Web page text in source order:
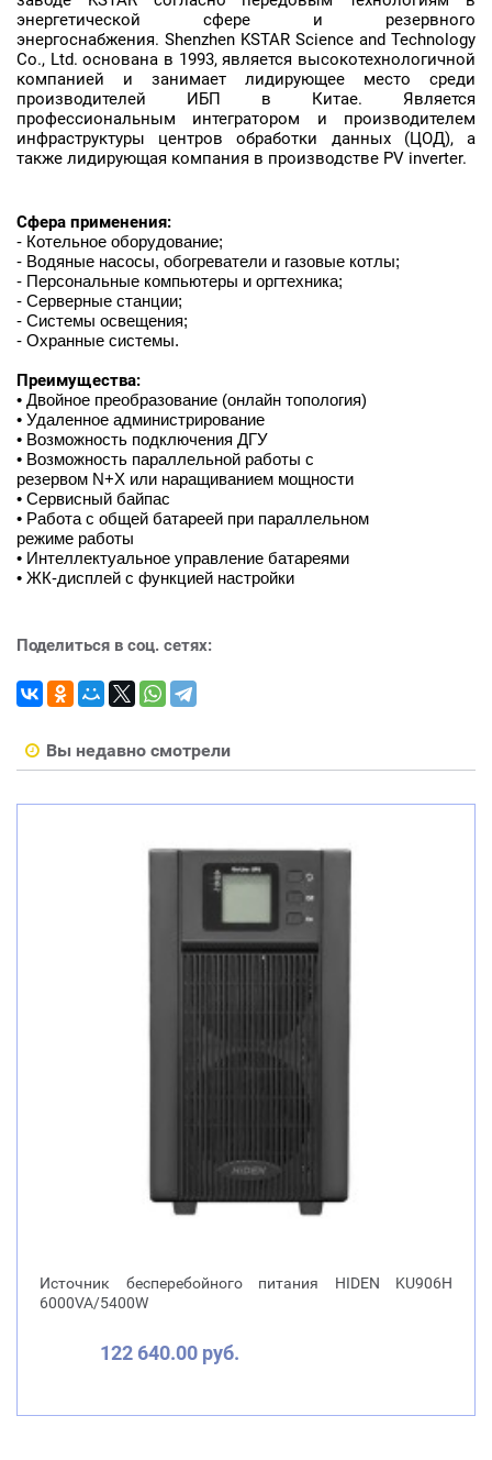
энергетической сфере и резервного
энергоснабжения. Shenzhen KSTAR Science and Technology
Co., Ltd. основана в 1993, является высокотехнологичной
компанией и занимает лидирующее место среди
производителей ИБП в Китае. Является
профессиональным интегратором и производителем
инфраструктуры центров обработки данных (ЦОД), а
также лидирующая компания в производстве PV inverter.
Сфера применения:
- Котельное оборудование;
- Водяные насосы, обогреватели и газовые котлы;
- Персональные компьютеры и оргтехника;
- Серверные станции;
- Системы освещения;
- Охранные системы.
Преимущества:
• Двойное преобразование (онлайн топология)
• Удаленное администрирование
• Возможность подключения ДГУ
• Возможность параллельной работы с
резервом N+X или наращиванием мощности
• Сервисный байпас
• Работа с общей батареей при параллельном
режиме работы
• Интеллектуальное управление батареями
• ЖК-дисплей с функцией настройки
Поделиться в соц. сетях:
Вы недавно смотрели
Источник бесперебойного питания HIDEN KU906Н
6000VA/5400W
122 640.00 руб.